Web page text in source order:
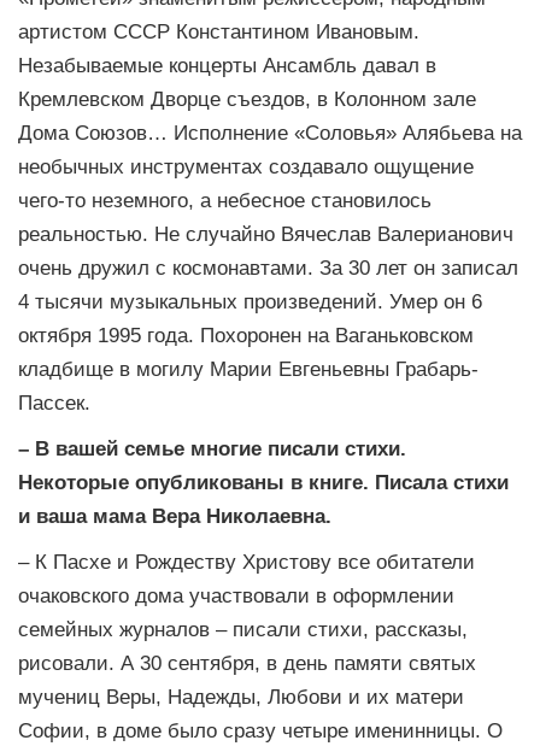
артистом СССР Константином Ивановым.
Незабываемые концерты Ансамбль давал в
Кремлевском Дворце съездов, в Колонном зале
Дома Союзов… Исполнение «Соловья» Алябьева на
необычных инструментах создавало ощущение
чего-то неземного, а небесное становилось
реальностью. Не случайно Вячеслав Валерианович
очень дружил с космонавтами. За 30 лет он записал
4 тысячи музыкальных произведений. Умер он 6
октября 1995 года. Похоронен на Ваганьковском
кладбище в могилу Марии Евгеньевны Грабарь-
Пассек.
– В вашей семье многие писали стихи.
Некоторые опубликованы в книге. Писала стихи
и ваша мама Вера Николаевна.
– К Пасхе и Рождеству Христову все обитатели
очаковского дома участвовали в оформлении
семейных журналов – писали стихи, рассказы,
рисовали. А 30 сентября, в день памяти святых
мучениц Веры, Надежды, Любови и их матери
Софии, в доме было сразу четыре именинницы. О